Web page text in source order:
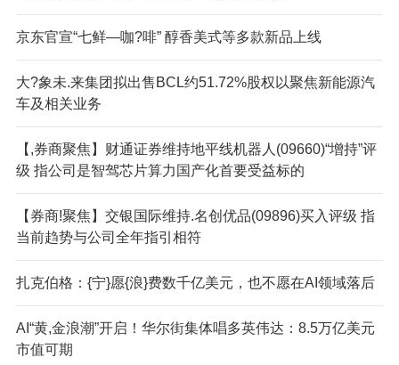
京东官宣“七鲜—咖?啡” 醇香美式等多款新品上线
大?象未.来集团拟出售BCL约51.72%股权以聚焦新能源汽
车及相关业务
【,券商聚焦】财通证券维持地平线机器人(09660)“增持”评
级 指公司是智驾芯片算力国产化首要受益标的
【券商!聚焦】交银国际维持.名创优品(09896)买入评级 指
当前趋势与公司全年指引相符
扎克伯格：{宁}愿{浪}费数千亿美元，也不愿在AI领域落后
AI“黄,金浪潮”开启！华尔街集体唱多英伟达：8.5万亿美元
市值可期